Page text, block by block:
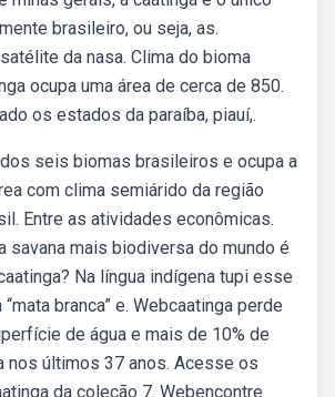
brasileiro, ou seja, as.
da nasa. Clima do bioma
ocupa uma área de cerca de 850.
os estados da paraíba, piauí,.
seis biomas brasileiros e ocupa a
com clima semiárido da região
Entre as atividades econômicas.
savana mais biodiversa do mundo é
Na língua indígena tupi esse
branca” e. Webcaatinga perde
de água e mais de 10% de
nos últimos 37 anos. Acesse os
da coleção 7. Webencontre